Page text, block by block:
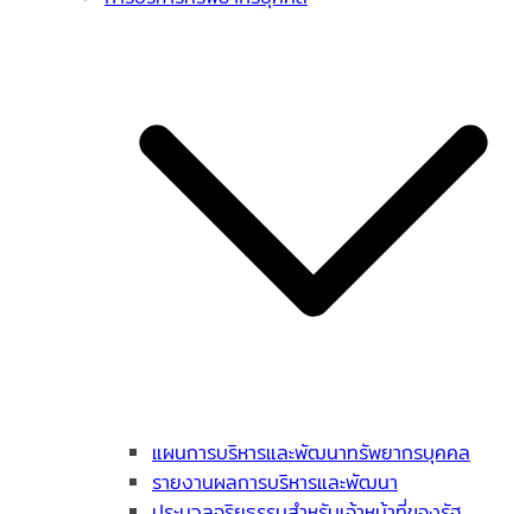
แผนการบริหารและพัฒนาทรัพยากรบุคคล
รายงานผลการบริหารและพัฒนา